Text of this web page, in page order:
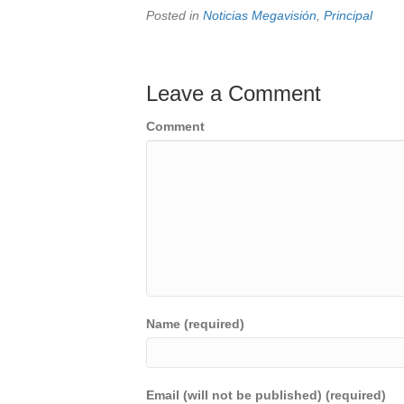
Posted in Noticias Megavisión Principal
Leave a Comment
Comment
Name (required)
Email (will not be published) (required)